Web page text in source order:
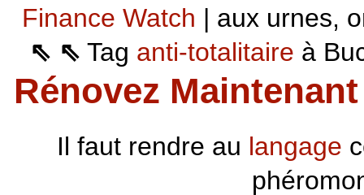
Finance Watch | aux urnes,
⇖ ⇖ Tag anti-totalitaire à
Rénovez
Il faut rendre au langage